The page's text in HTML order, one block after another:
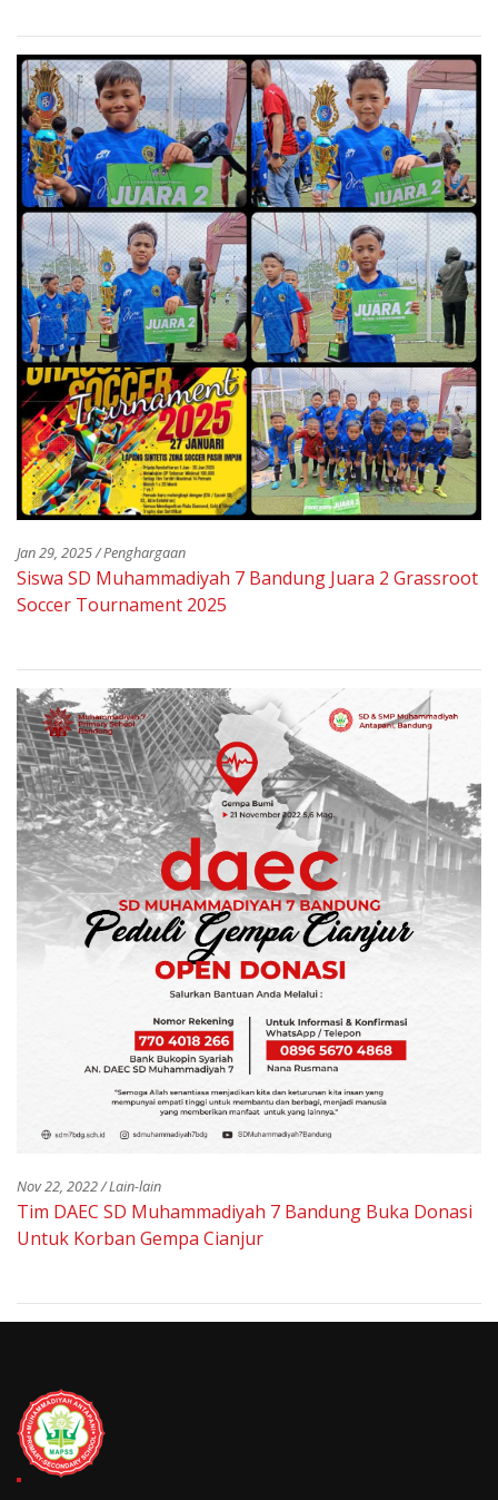
Jan 29, 2025 / Penghargaan
Siswa SD Muhammadiyah 7 Bandung Juara 2 Grassroot
Soccer Tournament 2025
Nov 22, 2022 / Lain-lain
Tim DAEC SD Muhammadiyah 7 Bandung Buka Donasi
Untuk Korban Gempa Cianjur